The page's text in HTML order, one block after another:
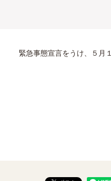
緊急事態宣言をうけ、５月